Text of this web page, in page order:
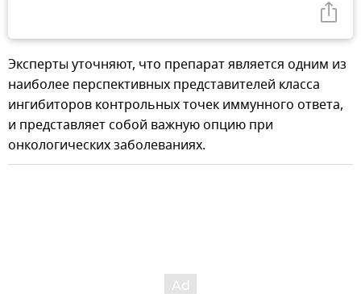
Эксперты уточняют, что препарат является одним из
наиболее перспективных представителей класса
ингибиторов контрольных точек иммунного ответа,
и представляет собой важную опцию при
онкологических заболеваниях.